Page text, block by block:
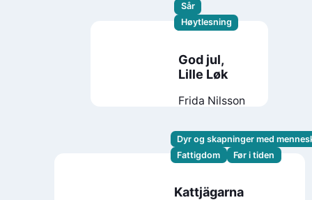
Sår
Høytlesning
God jul,
Lille Løk
Frida Nilsson
Dyr og skapninger med
Fattigdom
Før i tiden
Kattjägarna